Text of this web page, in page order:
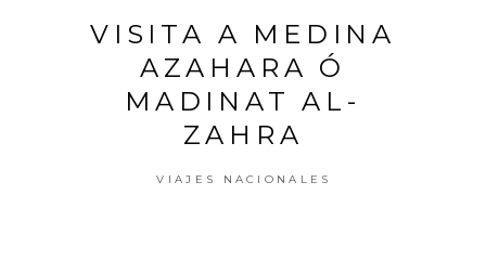
VISITA A MEDINA
AZAHARA Ó
MADINAT AL-
ZAHRA
VIAJES NACIONALES